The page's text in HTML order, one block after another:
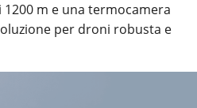
m e una termocamera
per droni robusta e